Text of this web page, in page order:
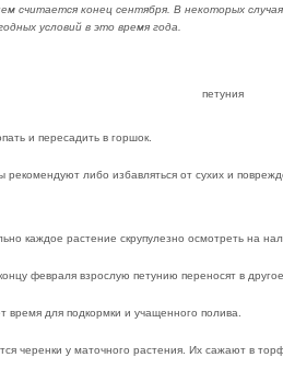
считается конец сентября. В некоторых
условий в это время года.
и пересадить в горшок.
рекомендуют либо избавляться от сухих и
каждое растение скрупулезно осмотреть на
февраля взрослую петунию переносят в
время для подкормки и учащенного полива.
черенки у маточного растения. Их сажают в